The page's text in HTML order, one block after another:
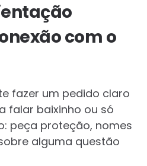
com o
fazer um pedido claro
falar baixinho ou só
peça proteção, nomes
alguma questão